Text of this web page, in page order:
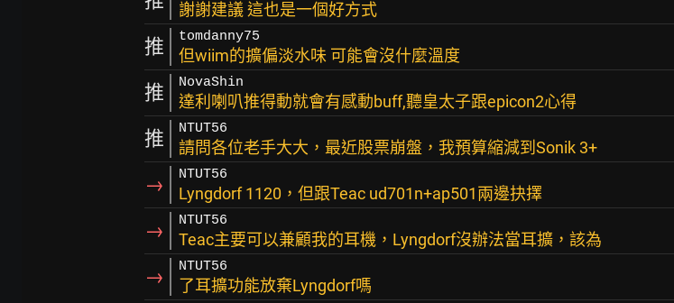
謝謝建議 這也是一個好方式
推 tomdanny75
但wiim的擴偏淡水味 可能會沒什麼溫度
推 NovaShin
達利喇叭推得動就會有感動buff,聽皇太子跟epicon2心得
推 NTUT56
請問各位老手大大，最近股票崩盤，我預算縮減到Sonik 3+
→ NTUT56
Lyngdorf 1120，但跟Teac ud701n+ap501兩邊抉擇
→ NTUT56
Teac主要可以兼顧我的耳機，Lyngdorf沒辦法當耳擴，該為
→ NTUT56
了耳擴功能放棄Lyngdorf嗎